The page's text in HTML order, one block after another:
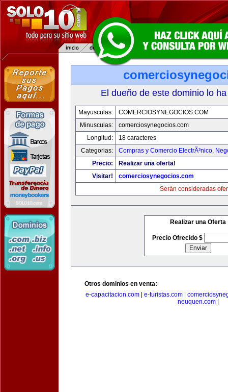
El dueño de este dominio lo
Mayusculas:
COMERCIOSYNEGOCIOS.COM
Minusculas:
comerciosynegocios.com
Longitud:
18 caracteres
Categorias:
Compras y Comercio ElectrÃ³nico,
Precio:
Realizar una oferta!
Visitar!
comerciosynegocios.com
Serán consideradas
Realizar una Oferta
Precio Ofrecido $
Otros dominios en venta:
e-capacitacion.com
e-turistas.com
neuquen.com|